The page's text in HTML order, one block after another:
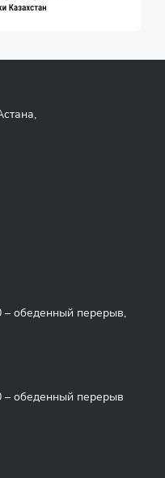
– обеденный перерыв,
– обеденный перерыв